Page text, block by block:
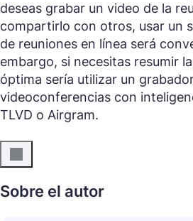
deseas grabar un video de la
compartirlo con otros, usar un
de reuniones en línea será
embargo, si necesitas resumir
óptima sería utilizar un
videoconferencias con
TLVD o Airgram.
Sobre el autor